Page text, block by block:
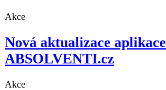
Akce
Nová aktualizace aplikace
ABSOLVENTI.cz
Akce